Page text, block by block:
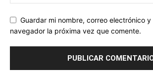
Guardar mi nombre, correo electrónico
navegador la próxima vez que comente.